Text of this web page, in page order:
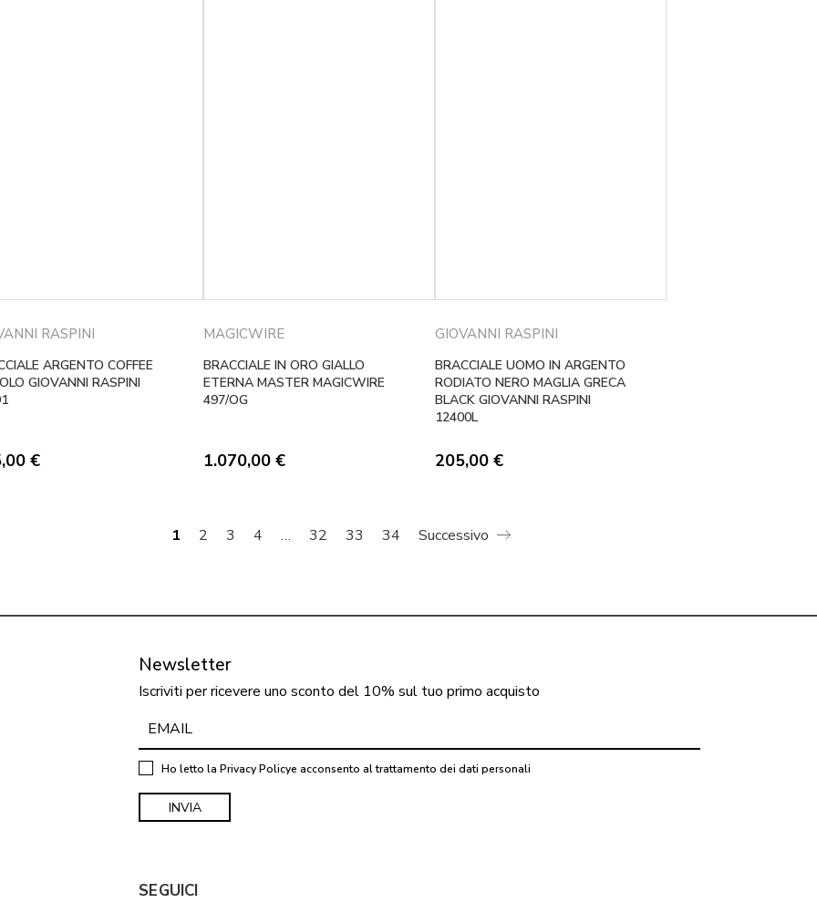
RASPINI
ARGENTO COFFEE
GIOVANNI RASPINI
€
MAGICWIRE
BRACCIALE IN ORO GIALLO
ETERNA MASTER MAGICWIRE
497/OG
1.070,00 €
GIOVANNI RASPINI
BRACCIALE UOMO IN ARGENTO
RODIATO NERO MAGLIA GRECA
BLACK GIOVANNI RASPINI
12400L
205,00 €
1 2 3 4 … 32 33 34 Successivo
Newsletter
Iscriviti per ricevere uno sconto del 10% sul tuo primo acquisto
Ho letto laPrivacy Policye acconsento al trattamento dei dati personali
SEGUICI